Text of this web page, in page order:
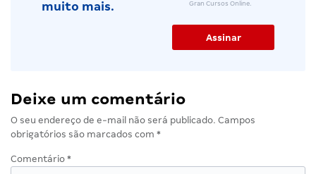
muito mais.
Gran Cursos Online.
Deixe um comentário
O seu endereço de e-mail não será publicado. Campos
obrigatórios são marcados com *
Comentário *